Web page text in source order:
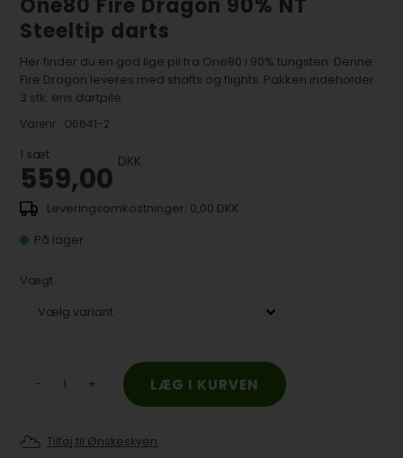
One80 Fire Dragon 90% NT
Steeltip darts
Her finder du en god lige pil fra One80 i 90% tungsten. Denne
Fire Dragon leveres med shafts og flights. Pakken indeholder
3 stk. ens dartpile
Varenr.: O6641-2
1 sæt
559,00 DKK
0,00 DKK
På lager
Vægt
- +
Tilføj til Ønskeskyen